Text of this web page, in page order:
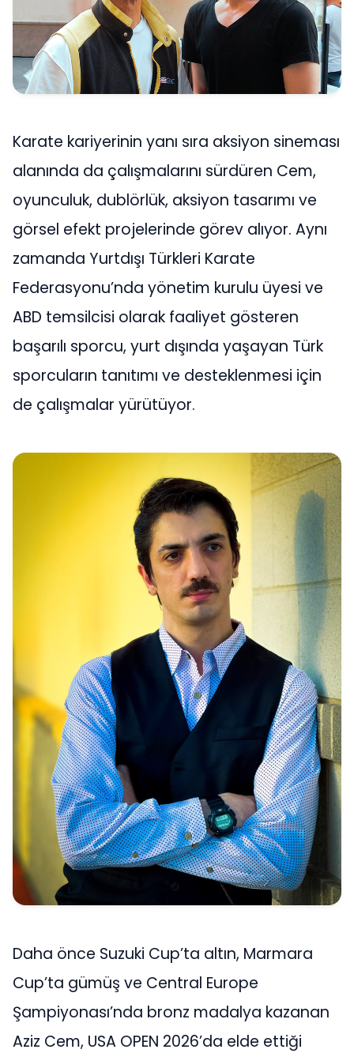
Karate kariyerinin yanı sıra aksiyon sineması
alanında da çalışmalarını sürdüren Cem,
oyunculuk, dublörlük, aksiyon tasarımı ve
görsel efekt projelerinde görev alıyor. Aynı
zamanda Yurtdışı Türkleri Karate
Federasyonu’nda yönetim kurulu üyesi ve
ABD temsilcisi olarak faaliyet gösteren
başarılı sporcu, yurt dışında yaşayan Türk
sporcuların tanıtımı ve desteklenmesi için
de çalışmalar yürütüyor.
Daha önce Suzuki Cup’ta altın, Marmara
Cup’ta gümüş ve Central Europe
Şampiyonası’nda bronz madalya kazanan
Aziz Cem, USA OPEN 2026’da elde ettiği